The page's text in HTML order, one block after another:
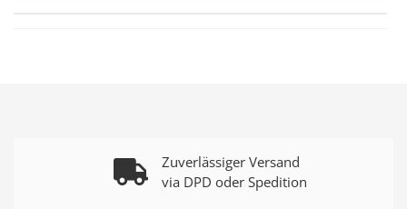
Zuverlässiger Versand
via DPD oder Spedition